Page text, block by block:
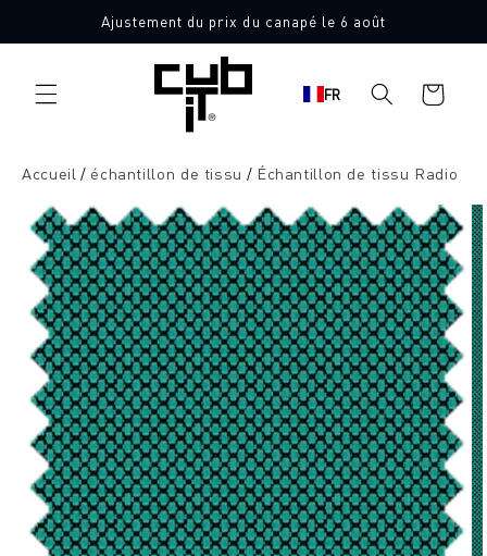
directement
au contenu
Ajustement du prix du canapé le 6 août
FR
Panier
d'achat
Accueil échantillon de tissu Échantillon de tissu Radio
l'information
sur le
produit
10 échantillons de tissu gratuits